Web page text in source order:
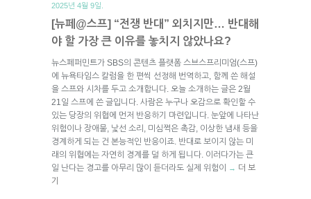
2025년 4월 9일.
[뉴페@스프] “전쟁 반대” 외치지만… 반대해
야 할 가장 큰 이유를 놓치지 않았나요?
뉴스페퍼민트가 SBS의 콘텐츠 플랫폼 스브스프리미엄(스프)
에 뉴욕타임스 칼럼을 한 편씩 선정해 번역하고, 함께 쓴 해설
을 스프와 시차를 두고 소개합니다. 오늘 소개하는 글은 2월
21일 스프에 쓴 글입니다. 사람은 누구나 오감으로 확인할 수
있는 당장의 위협에 먼저 반응하기 마련입니다. 눈앞에 나타난
위험이나 장애물, 낯선 소리, 미심쩍은 촉감, 이상한 냄새 등을
경계하게 되는 건 본능적인 반응이죠. 반대로 보이지 않는 미
래의 위협에는 자연히 경계를 덜 하게 됩니다. 이러다가는 큰
일 난다는 경고를 아무리 많이 듣더라도 실제 위험이
→ 더 보
기